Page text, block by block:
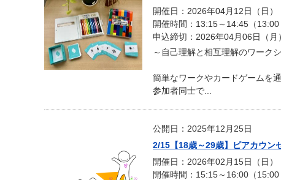
開催日：2026年04月12日（日）
開催時間：13:15～14:45（13:00
申込締切：2026年04月06日（月）
～自己理解と相互理解のワーク
簡単なワークやカードゲームを
参加者同士で...
公開日：2025年12月25日
2/15【18歳～29歳】ピアカウン
開催日：2026年02月15日（日）
開催時間：15:15～16:00（15:00